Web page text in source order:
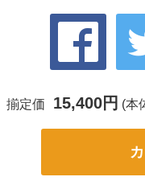
揃定価 15,400円 (本